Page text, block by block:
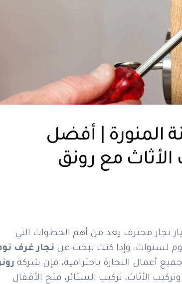
المنورة | أفضل
مع رونق
نجار محترف يعد من أهم الخطوات التي
لسنوات. وإذا كنت تبحث عن نجار غرف
أعمال النجارة باحترافية، فإن شركة
الأثاث، تركيب الستائر، فتح الأقفال